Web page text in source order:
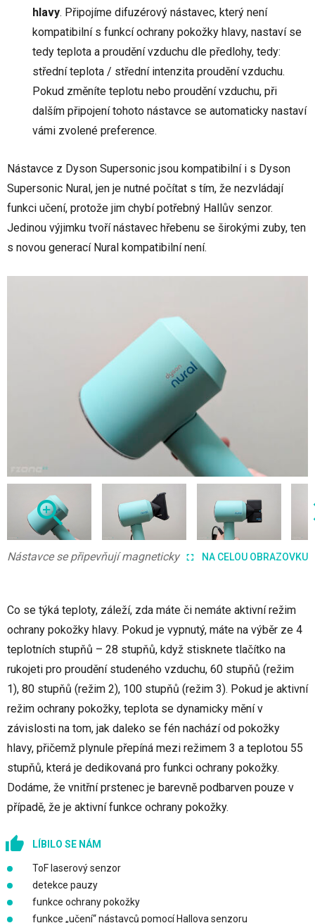
hlavy. Připojíme difuzérový nástavec, který není
kompatibilní s funkcí ochrany pokožky hlavy, nastaví se
tedy teplota a proudění vzduchu dle předlohy, tedy:
střední teplota / střední intenzita proudění vzduchu.
Pokud změníte teplotu nebo proudění vzduchu, při
dalším připojení tohoto nástavce se automaticky nastaví
vámi zvolené preference.
Nástavce z Dyson Supersonic jsou kompatibilní i s Dyson
Supersonic Nural, jen je nutné počítat s tím, že nezvládají
funkci učení, protože jim chybí potřebný Hallův senzor.
Jedinou výjimku tvoří nástavec hřebenu se širokými zuby, ten
s novou generací Nural kompatibilní není.
NA CELOU OBRAZOVKU
Nástavce se připevňují magneticky
Co se týká teploty, záleží, zda máte či nemáte aktivní režim
ochrany pokožky hlavy. Pokud je vypnutý, máte na výběr ze 4
teplotních stupňů – 28 stupňů, když stisknete tlačítko na
rukojeti pro proudění studeného vzduchu, 60 stupňů (režim
1), 80 stupňů (režim 2), 100 stupňů (režim 3). Pokud je aktivní
režim ochrany pokožky, teplota se dynamicky mění v
závislosti na tom, jak daleko se fén nachází od pokožky
hlavy, přičemž plynule přepíná mezi režimem 3 a teplotou 55
stupňů, která je dedikovaná pro funkci ochrany pokožky.
Dodáme, že vnitřní prstenec je barevně podbarven pouze v
případě, že je aktivní funkce ochrany pokožky.
LÍBILO SE NÁM
ToF laserový senzor
detekce pauzy
funkce ochrany pokožky
funkce „učení“ nástavců pomocí Hallova senzoru